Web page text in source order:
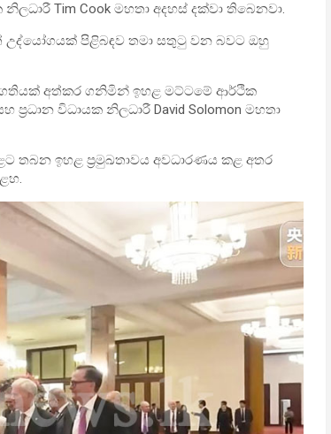
Tim Cook මහතා අදහස් දක්වා තිබෙනවා.
පිළිබඳව තමා සතුටු වන බවට ඔහු
අත්කර ගනිමින් ඉහළ මට්ටමේ ආර්ථික
විධායක නිලධාරී David Solomon මහතා
තබන ඉහළ ප්‍රමුඛතාවය අවධාරණය කළ අතර